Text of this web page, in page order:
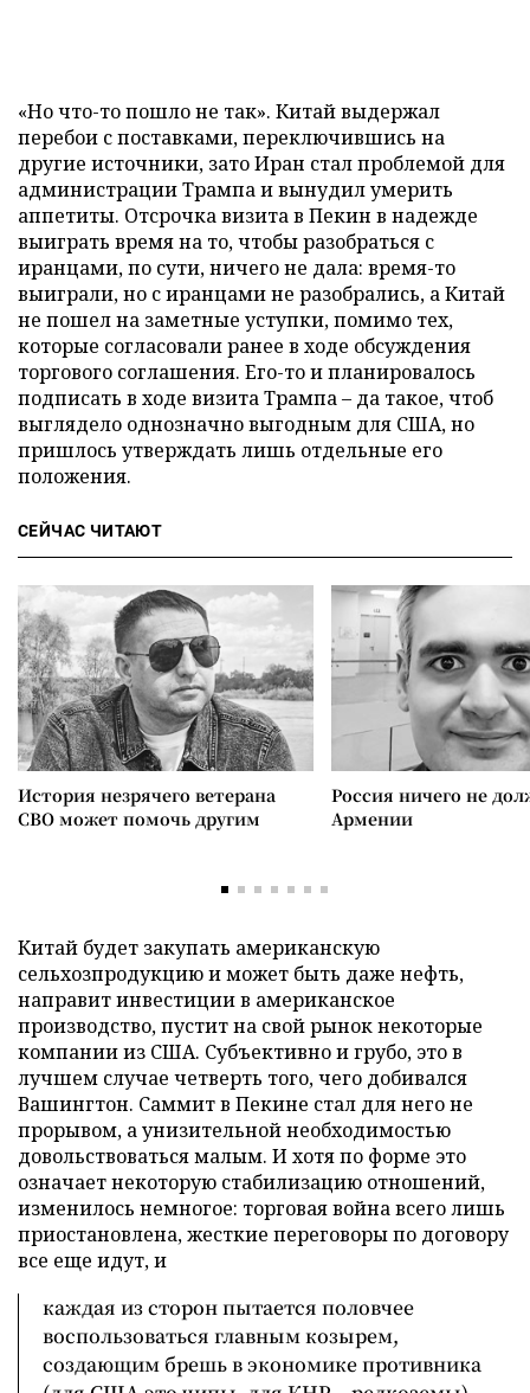
«Но что-то пошло не так». Китай выдержал
перебои с поставками, переключившись на
другие источники, зато Иран стал проблемой для
администрации Трампа и вынудил умерить
аппетиты. Отсрочка визита в Пекин в надежде
выиграть время на то, чтобы разобраться с
иранцами, по сути, ничего не дала: время-то
выиграли, но с иранцами не разобрались, а Китай
не пошел на заметные уступки, помимо тех,
которые согласовали ранее в ходе обсуждения
торгового соглашения. Его-то и планировалось
подписать в ходе визита Трампа – да такое, чтоб
выглядело однозначно выгодным для США, но
пришлось утверждать лишь отдельные его
положения.
СЕЙЧАС ЧИТАЮТ
История незрячего ветерана
СВО может помочь другим
Россия ничего не
Армении
Китай будет закупать американскую
сельхозпродукцию и может быть даже нефть,
направит инвестиции в американское
производство, пустит на свой рынок некоторые
компании из США. Субъективно и грубо, это в
лучшем случае четверть того, чего добивался
Вашингтон. Саммит в Пекине стал для него не
прорывом, а унизительной необходимостью
довольствоваться малым. И хотя по форме это
означает некоторую стабилизацию отношений,
изменилось немногое: торговая война всего лишь
приостановлена, жесткие переговоры по договору
все еще идут, и
каждая из сторон пытается половчее
воспользоваться главным козырем,
создающим брешь в экономике противника